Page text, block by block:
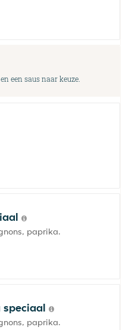
een saus naar keuze.
paprika.
speciaal
paprika.